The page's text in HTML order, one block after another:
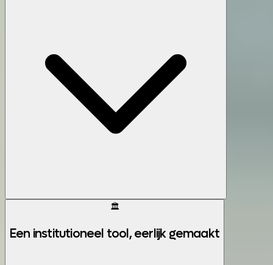
🏛️
Een institutioneel tool, eerlijk gemaakt